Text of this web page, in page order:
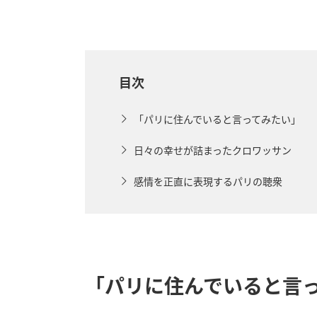
目次
「パリに住んでいると言ってみたい」
日々の幸せが詰まったクロワッサン
感情を正直に表現するパリの聴衆
「パリに住んでいると言